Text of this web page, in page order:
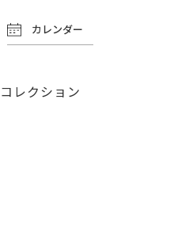
カレンダー
コレクション